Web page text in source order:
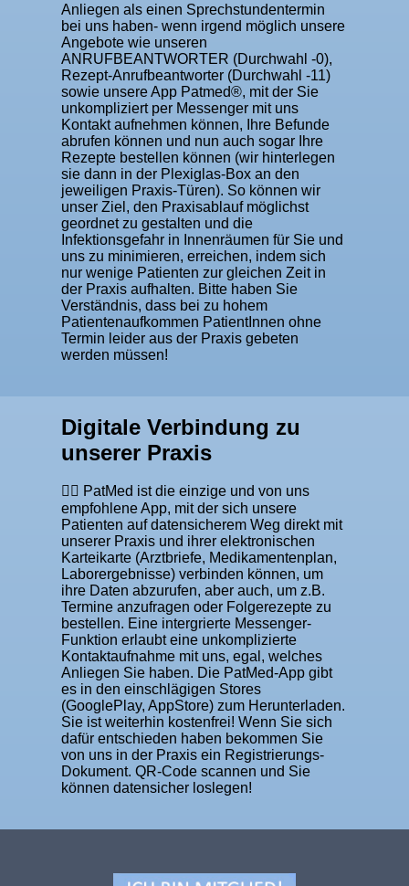
Anliegen als einen Sprechstundentermin
bei uns haben- wenn irgend möglich unsere
Angebote wie unseren
ANRUFBEANTWORTER (Durchwahl -0),
Rezept-Anrufbeantworter (Durchwahl -11)
sowie unsere App Patmed®, mit der Sie
unkompliziert per Messenger mit uns
Kontakt aufnehmen können, Ihre Befunde
abrufen können und nun auch sogar Ihre
Rezepte bestellen können (wir hinterlegen
sie dann in der Plexiglas-Box an den
jeweiligen Praxis-Türen). So können wir
unser Ziel, den Praxisablauf möglichst
geordnet zu gestalten und die
Infektionsgefahr in Innenräumen für Sie und
uns zu minimieren, erreichen, indem sich
nur wenige Patienten zur gleichen Zeit in
der Praxis aufhalten. Bitte haben Sie
Verständnis, dass bei zu hohem
Patientenaufkommen PatientInnen ohne
Termin leider aus der Praxis gebeten
werden müssen!
Digitale Verbindung zu
unserer Praxis
👉🏼 PatMed ist die einzige und von uns
empfohlene App, mit der sich unsere
Patienten auf datensicherem Weg direkt mit
unserer Praxis und ihrer elektronischen
Karteikarte (Arztbriefe, Medikamentenplan,
Laborergebnisse) verbinden können, um
ihre Daten abzurufen, aber auch, um z.B.
Termine anzufragen oder Folgerezepte zu
bestellen. Eine intergrierte Messenger-
Funktion erlaubt eine unkomplizierte
Kontaktaufnahme mit uns, egal, welches
Anliegen Sie haben. Die PatMed-App gibt
es in den einschlägigen Stores
(GooglePlay, AppStore) zum Herunterladen.
Sie ist weiterhin kostenfrei! Wenn Sie sich
dafür entschieden haben bekommen Sie
von uns in der Praxis ein Registrierungs-
Dokument. QR-Code scannen und Sie
können datensicher loslegen!